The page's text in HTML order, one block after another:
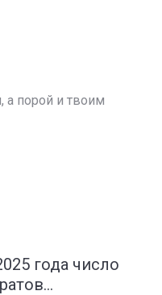
порой и твоим
года число